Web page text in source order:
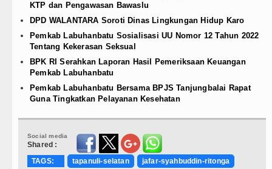
KTP dan Pengawasan Bawaslu
DPD WALANTARA Soroti Dinas Lingkungan Hidup Karo
Pemkab Labuhanbatu Sosialisasi UU Nomor 12 Tahun 2022
Tentang Kekerasan Seksual
BPK RI Serahkan Laporan Hasil Pemeriksaan Keuangan
Pemkab Labuhanbatu
Pemkab Labuhanbatu Bersama BPJS Tanjungbalai Rapat
Guna Tingkatkan Pelayanan Kesehatan
Social media
Shared :
TAGS:
tapanuli-selatan
jafar-syahbuddin-ritonga